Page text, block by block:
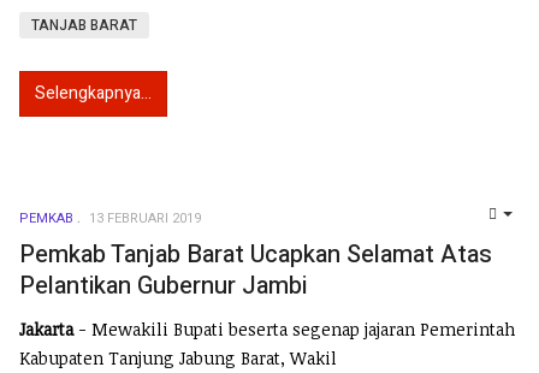
TANJAB BARAT
Selengkapnya...
PEMKAB 13 FEBRUARI 2019
Pemkab Tanjab Barat Ucapkan Selamat Atas
Pelantikan Gubernur Jambi
Jakarta- Mewakili Bupati beserta segenap jajaran Pemerintah
Kabupaten Tanjung Jabung Barat, Wakil